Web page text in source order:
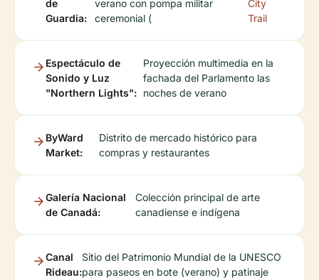
de
Guardia:
verano con pompa militar
ceremonial (
City
Trail
Espectáculo de
Sonido y Luz
"Northern Lights":
Proyección multimedia en la
fachada del Parlamento las
noches de verano
ByWard
Market:
Distrito de mercado histórico para
compras y restaurantes
Galería Nacional
de Canadá:
Colección principal de arte
canadiense e indígena
Canal
Rideau:
Sitio del Patrimonio Mundial de la UNESCO
para paseos en bote (verano) y patinaje